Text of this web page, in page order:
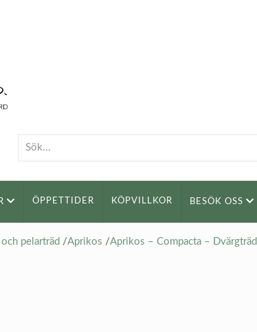
ÖPPETTIDER KÖPVILLKOR BESÖK OSS
pelarträd /Aprikos /Aprikos – Compacta – Dvärgträd